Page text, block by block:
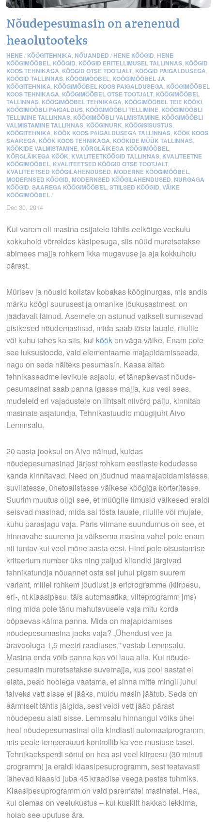
Nõudepesumasin on arenenud
heaolutooteks
HENE / KÖÖGITEHNIKA NÕUANDED / HENE KÖÖGID HENE
KÖÖGIMÖÖBEL KÖÖGID KÖÖGID ERITELLIMUSEL TALLINNAS KÖÖGID
KOOS TEHNIKAGA KÖÖGID OTSE TOOTJALT KÖÖGID PAIGALDUSEGA
KÖÖGID TALLINNAS KÖÖGIMÖÖBEL KÖÖGIMÖÖBEL JA
KÖÖGITEHNIKA KÖÖGIMÖÖBEL KOOS PAIGALDUSEGA KÖÖGIMÖÖBEL
KOOS TEHNIKAGA KÖÖGIMÖÖBEL OTSE TOOTJALT KÖÖGIMÖÖBEL
TALLINNAS KÖÖGIMÖÖBEL TEHNIKAGA KÖÖGIMÖÖBEL TEIE KÖÖKI
KÖÖGIMÖÖBLI PAIGALDUS KÖÖGIMÖÖBLI TELLIMINE KÖÖGIMÖÖBLI
TELLIMINE TALLINNAS KÖÖGIMÖÖBLI VALMISTAMINE KÖÖGIMÖÖBLI
VALMISTAMINE TALLINNAS KÖÖGINURK KÖÖGISISUSTUS
KÖÖGITEHNIKA KÖÖK KOOS PAIGALDUSEGA TALLINNAS KÖÖK KOOS
SAAREGA KÖÖK KOOS TEHNIKAGA KÖÖKIDE MÜÜK TALLINNAS
KÖÖKIDE VALMISTAMINE KÕRGLÄIKEGA KÖÖGIMÖÖBEL
KÕRGLÄIKEGA KÖÖK KVALITEETKÖÖGID TALLINNAS KVALITEETNE
KÖÖGIMÖÖBEL KVALITEETSED KÖÖGID OTSE TOOTJALT
KVALITEETSED KÖÖGILAHENDUSED MODERNE KÖÖGIMÖÖBEL
MODERNSED KÖÖGID MODERNSED KÖÖGILAHENDUSED NURGAGA
KÖÖGID ,SAAREGA KÖÖGIMÖÖBEL ,STIILSED KÖÖGID ,VÄIKE
KÖÖGIMÖÖBEL /
Dec 30, 2014
Kui varem oli masina ostjatele tähtis eelkõige veekulu
kokkuhoid võrreldes käsipesuga, siis nüüd muretsetakse
abimees majja rohkem ikka mugavuse ja aja kokkuhoiu
pärast.
Mürisev ja nõusid kolistav kobakas kööginurgas, mis andis
märku köögi suurusest ja omanike jõukusastmest, on
jäädavalt läinud. Asemele on astunud vaikselt sumisevad
pisikesed nõudemasinad, mida saab tõsta lauale, riiulile
või kuhu tahes ka siis, kui köökon väga väike. Enam pole
see luksustoode, vaid elementaarne majapidamisseade,
nagu on seda näiteks pesumasin. Kaasa aitab
tehnikaseadme levikule asjaolu, et tänapäevast nõude­
pesumasinat saab panna igasse majja, kus vesi sees,
mudeleid eri vajadustele on lihtsalt niivõrd palju, kinnitab
masinate asjatundja, Tehnikastuudio müügijuht Aivo
Lemmsalu.
20 aasta jooksul on Aivo näinud, kuidas
nõudepesumasinad järjest rohkem eestlaste kodudesse
kanda kinnitavad. Need on jõudnud maamajapidamistesse,
suvilatesse, ühetoalistesse väikese köögiga korteritesse.
Suurim muutus oligi see, et müügile ilmusid väikesed eraldi
seisvad masinad, mida sai tõsta lauale, riiulile või mujale,
kuhu parasjagu vaja. Päris viimane suundumus on see, et
hinnavahe suurema ja väiksema masina vahel pole enam
nii tuntav kui veel mõne aasta eest. Hind pole otsustamise
kriteerium number üks ning paljud kliendid järgivad
tehnikatundja nõuannet osta sel juhul pigem suurem
variant, millel rohkem jõudlust ja eriprogramme (kiirpesu,
eri-, nt klaasipesu, täis­ automaatika, viiteprogramm jms)
ning mida pole tänu mahutavusele vaja mitu korda
ööpäevas käima panna. Mida on majapidamises
nõudepesumasina jaoks vaja? „Ühendust vee ja
äravooluga 1,5 meetri raadiuses,” vastab Lemmsalu.
Masina enda võib panna kas või laua alla. Kui nõude­
pesumasin muretsetakse suvemajja, kus pool aastat ei
elata, peab hoolega vaatama, et sinna mitte mingil juhul
talveks vett sisse ei jääks, muidu masin jäätub. Seda on
äärmiselt tähtis jälgida, sest veidi vett jääb pärast
nõudepesu alati sisse. Lemmsalu hinnangul võiks ühel
heal nõudepesumasinal olla kindlasti automaatprogramm,
mis peale temperatuuri kontrollib ka vee mustuse taset.
Tehnikaeksperdi sõnul on hea asi veel kiirpesu (30 minuti
programm) ja eraldi klaasipesuprogramm, sest teatavasti
lähevad klaasid juba 45 kraadise veega pestes tuhmiks.
Klaasipesuprogramm on vaid parematel masinatel. Hea,
kui olemas on veelukustus – kui kuskilt hakkab lekkima,
hoiab see uputuse ära.